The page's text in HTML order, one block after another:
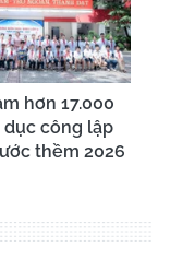
hơn 17.000
dục công lập
thềm 2026